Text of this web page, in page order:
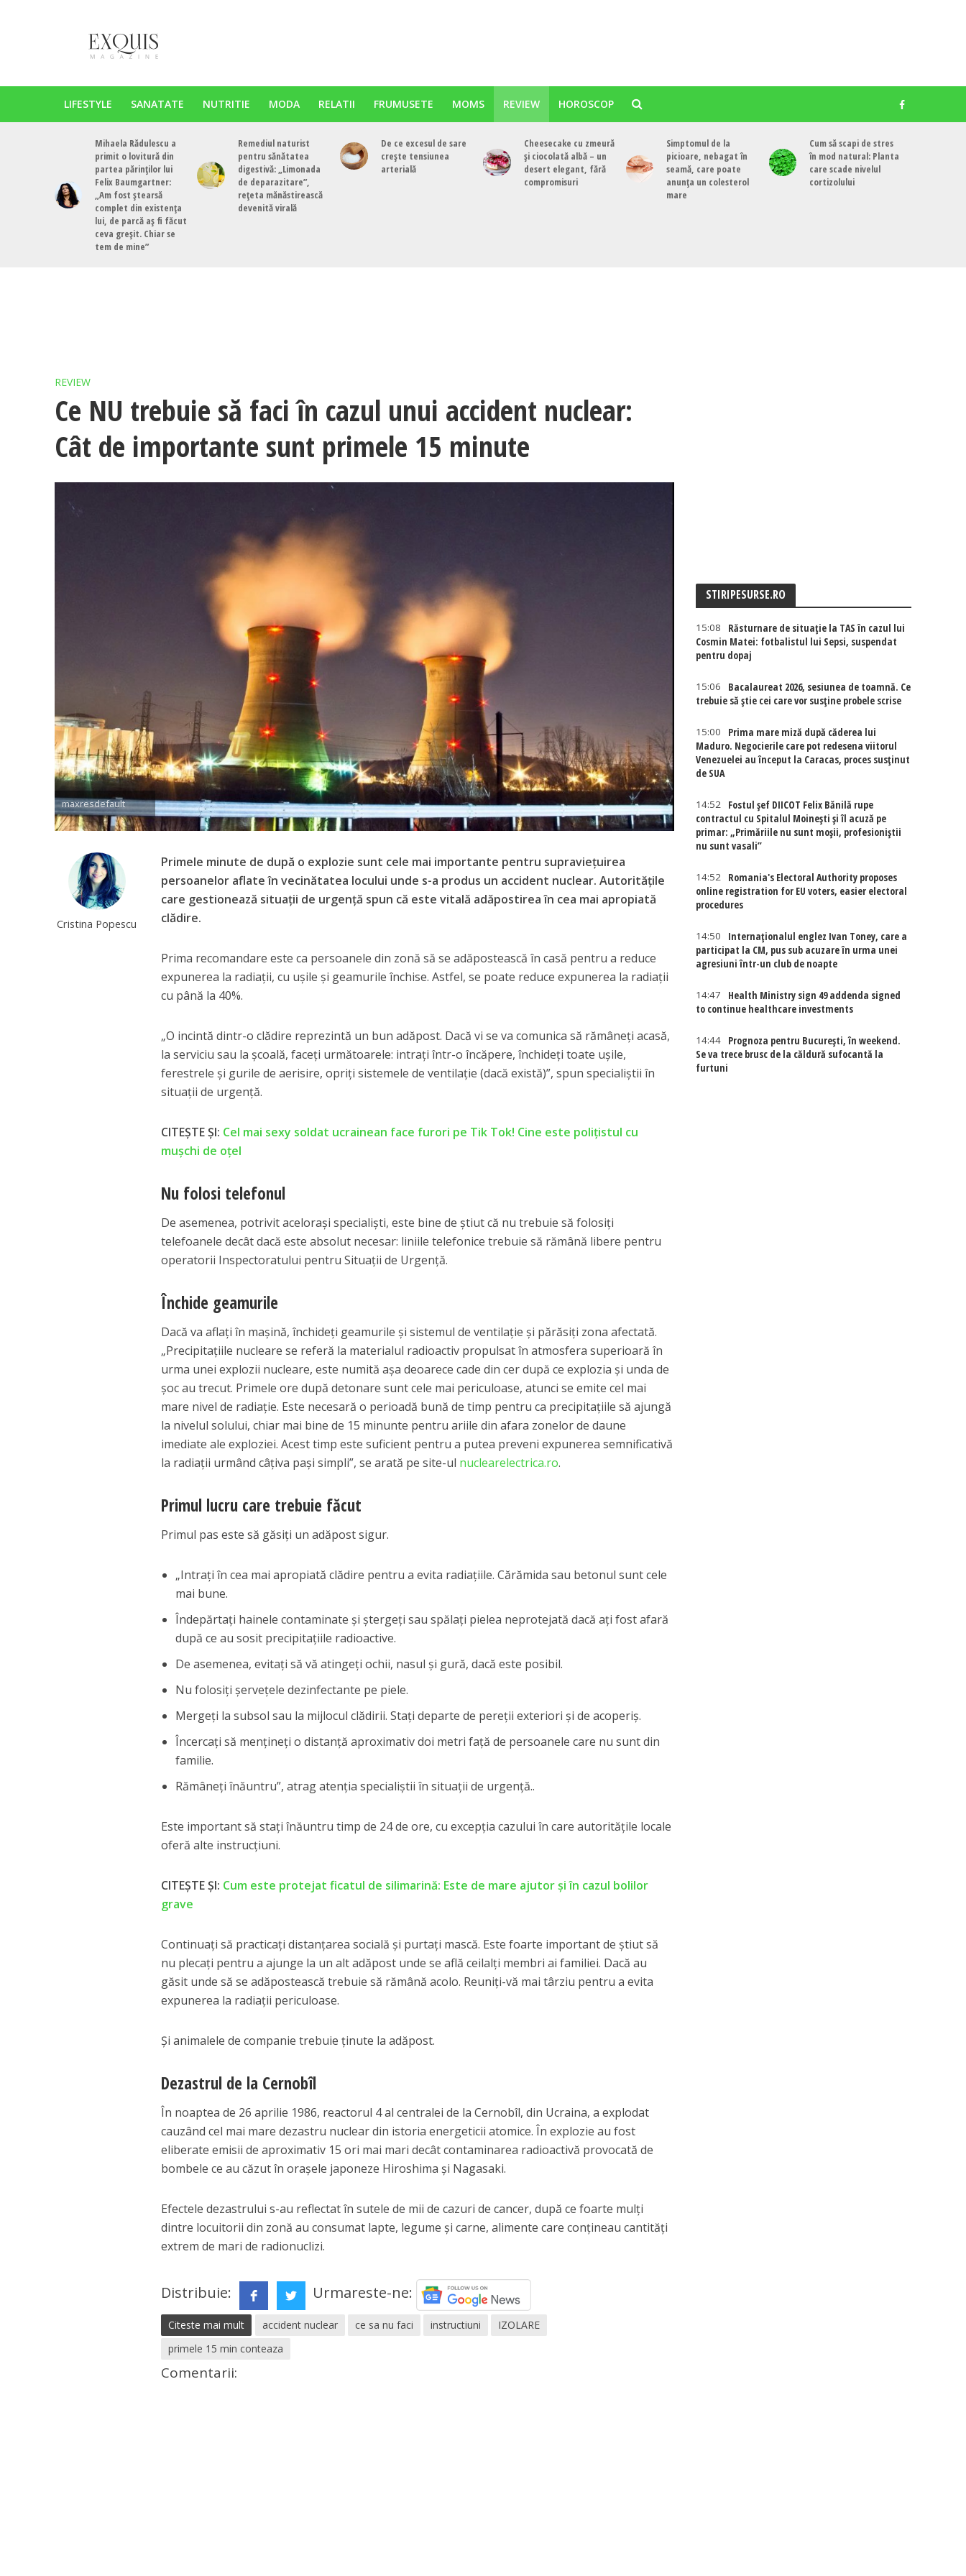
LIFESTYLE SANATATE NUTRITIE MODA RELATII FRUMUSETE MOMS REVIEW HOROSCOP
Mihaela Rădulescu a
primit o lovitură din
partea părinților lui
Felix Baumgartner:
„Am fost ștearsă
complet din existența
lui, de parcă aș fi făcut
ceva greșit. Chiar se
tem de mine”
Remediul naturist
pentru sănătatea
digestivă: „Limonada
de deparazitare”,
rețeta mănăstirească
devenită virală
De ce excesul de sare
crește tensiunea
arterială
Cheesecake cu zmeură
și ciocolată albă – un
desert elegant, fără
compromisuri
Simptomul de la
picioare, nebagat în
seamă, care poate
anunța un colesterol
mare
Cum să scapi de stres
în mod natural: Planta
care scade nivelul
cortizolului
REVIEW
Ce NU trebuie să faci în cazul unui accident nuclear:
Cât de importante sunt primele 15 minute
maxresdefault
Cristina Popescu
Primele minute de după o explozie sunt cele mai importante pentru supravieţuirea
persoanelor aflate în vecinătatea locului unde s-a produs un accident nuclear. Autorităţile
care gestionează situaţii de urgenţă spun că este vitală adăpostirea în cea mai apropiată
clădire.
Prima recomandare este ca persoanele din zonă să se adăpostească în casă pentru a reduce
expunerea la radiaţii, cu uşile şi geamurile închise. Astfel, se poate reduce expunerea la radiaţii
cu până la 40%.
„O incintă dintr-o clădire reprezintă un bun adăpost. Dacă vi se va comunica să rămâneţi acasă,
la serviciu sau la şcoală, faceţi următoarele: intraţi într-o încăpere, închideţi toate uşile,
ferestrele şi gurile de aerisire, opriţi sistemele de ventilaţie (dacă există)”, spun specialiştii în
situaţii de urgenţă.
CITEȘTE ȘI: Cel mai sexy soldat ucrainean face furori pe Tik Tok! Cine este polițistul cu
mușchi de oțel
Nu folosi telefonul
De asemenea, potrivit aceloraşi specialişti, este bine de ştiut că nu trebuie să folosiţi
telefoanele decât dacă este absolut necesar: liniile telefonice trebuie să rămână libere pentru
operatorii Inspectoratului pentru Situaţii de Urgenţă.
Închide geamurile
Dacă va aflaţi în maşină, închideţi geamurile şi sistemul de ventilaţie şi părăsiţi zona afectată.
„Precipitaţiile nucleare se referă la materialul radioactiv propulsat în atmosfera superioară în
urma unei explozii nucleare, este numită aşa deoarece cade din cer după ce explozia şi unda de
şoc au trecut. Primele ore după detonare sunt cele mai periculoase, atunci se emite cel mai
mare nivel de radiaţie. Este necesară o perioadă bună de timp pentru ca precipitaţiile să ajungă
la nivelul solului, chiar mai bine de 15 minunte pentru ariile din afara zonelor de daune
imediate ale exploziei. Acest timp este suficient pentru a putea preveni expunerea semnificativă
la radiaţii urmând câţiva paşi simpli”, se arată pe site-ul nuclearelectrica.ro.
Primul lucru care trebuie făcut
Primul pas este să găsiţi un adăpost sigur.
„Intraţi în cea mai apropiată clădire pentru a evita radiaţiile. Cărămida sau betonul sunt cele
mai bune.
Îndepărtaţi hainele contaminate şi ştergeţi sau spălaţi pielea neprotejată dacă aţi fost afară
după ce au sosit precipitaţiile radioactive.
De asemenea, evitaţi să vă atingeţi ochii, nasul şi gură, dacă este posibil.
Nu folosiţi şerveţele dezinfectante pe piele.
Mergeţi la subsol sau la mijlocul clădirii. Staţi departe de pereţii exteriori şi de acoperiş.
Încercaţi să menţineţi o distanţă aproximativ doi metri faţă de persoanele care nu sunt din
familie.
Rămâneţi înăuntru”, atrag atenţia specialiştii în situaţii de urgenţă..
Este important să staţi înăuntru timp de 24 de ore, cu excepţia cazului în care autorităţile locale
oferă alte instrucţiuni.
CITEȘTE ȘI: Cum este protejat ficatul de silimarină: Este de mare ajutor și în cazul bolilor
grave
Continuaţi să practicaţi distanţarea socială şi purtaţi mască. Este foarte important de ştiut să
nu plecaţi pentru a ajunge la un alt adăpost unde se află ceilalţi membri ai familiei. Dacă au
găsit unde să se adăpostească trebuie să rămână acolo. Reuniţi-vă mai târziu pentru a evita
expunerea la radiaţii periculoase.
Şi animalele de companie trebuie ţinute la adăpost.
Dezastrul de la Cernobîl
În noaptea de 26 aprilie 1986, reactorul 4 al centralei de la Cernobîl, din Ucraina, a explodat
cauzând cel mai mare dezastru nuclear din istoria energeticii atomice. În explozie au fost
eliberate emisii de aproximativ 15 ori mai mari decât contaminarea radioactivă provocată de
bombele ce au căzut în oraşele japoneze Hiroshima şi Nagasaki.
Efectele dezastrului s-au reflectat în sutele de mii de cazuri de cancer, după ce foarte mulţi
dintre locuitorii din zonă au consumat lapte, legume şi carne, alimente care conţineau cantităţi
extrem de mari de radionuclizi.
Distribuie: Urmareste-ne:
Citeste mai mult accident nuclear ce sa nu faci instructiuni
IZOLARE
primele 15 min conteaza
Comentarii:
STIRIPESURSE.RO
15:08
Răsturnare de situație la TAS în cazul lui
Cosmin Matei: fotbalistul lui Sepsi, suspendat
pentru dopaj
15:06
Bacalaureat 2026, sesiunea de toamnă. Ce
trebuie să știe cei care vor susține probele scrise
15:00
Prima mare miză după căderea lui
Maduro. Negocierile care pot redesena viitorul
Venezuelei au început la Caracas, proces susținut
de SUA
14:52
Fostul șef DIICOT Felix Bănilă rupe
contractul cu Spitalul Moinești și îl acuză pe
primar: „Primăriile nu sunt moșii, profesioniștii
nu sunt vasali”
14:52
Romania's Electoral Authority proposes
online registration for EU voters, easier electoral
procedures
14:50
Internaţionalul englez Ivan Toney, care a
participat la CM, pus sub acuzare în urma unei
agresiuni într-un club de noapte
14:47
Health Ministry sign 49 addenda signed
to continue healthcare investments
14:44
Prognoza pentru București, în weekend.
Se va trece brusc de la căldură sufocantă la
furtuni